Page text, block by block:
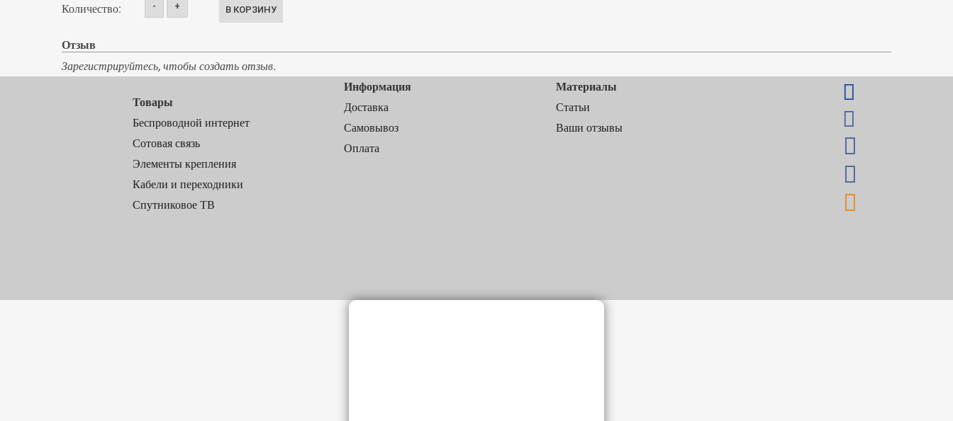
Количество: - +
Отзыв
Зарегистрируйтесь, чтобы создать отзыв.
Товары
Беспроводной интернет
Сотовая связь
Элементы крепления
Кабели и переходники
Спутниковое ТВ
Информация
Доставка
Самовывоз
Оплата
Материалы
Статьи
Ваши отзывы